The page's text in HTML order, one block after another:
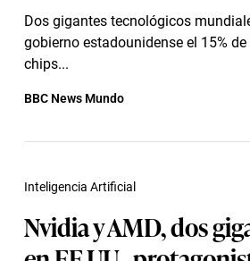
Dos gigantes tecnológicos
gobierno estadounidense el 15%
chips...
BBC News Mundo
Nvidia y AMD, dos
Inteligencia Artificial